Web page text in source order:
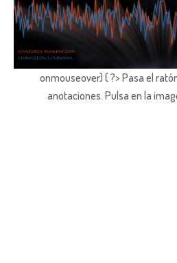
onmouseover) { ?> Pasa el
anotaciones. Pulsa en la